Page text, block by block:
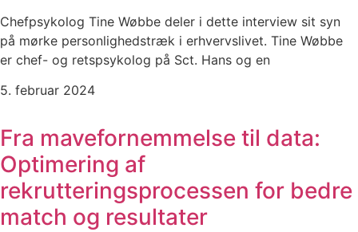
Chefpsykolog Tine Wøbbe deler i dette interview sit syn
på mørke personlighedstræk i erhvervslivet. Tine Wøbbe
er chef- og retspsykolog på Sct. Hans og en
5. februar 2024
Fra mavefornemmelse til data:
Optimering af
rekrutteringsprocessen for bedre
match og resultater